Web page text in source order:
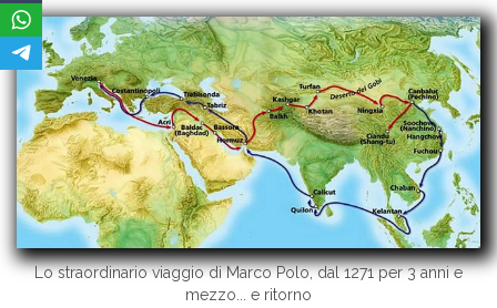
Lo straordinario viaggio di Marco Polo, dal 1271 per 3 anni e
mezzo... e ritorno